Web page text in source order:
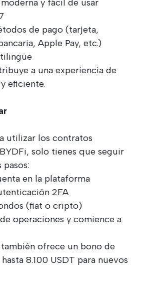
y fácil de usar
de pago (tarjeta,
Apple Pay, etc.)
a una experiencia de
eficiente.
utilizar los contratos
solo tienes que seguir
en la plataforma
2FA
(fiat o cripto)
operaciones y comience a
ofrece un bono de
8.100 USDT para nuevos